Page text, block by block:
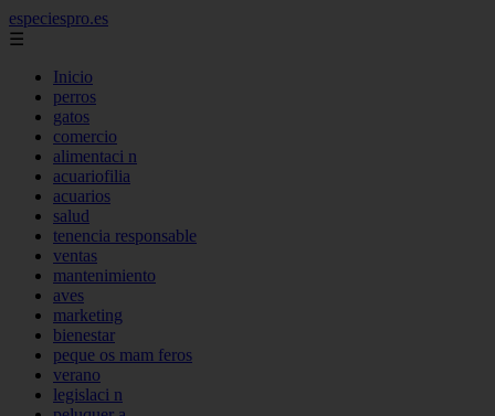
especiespro.es
☰
Inicio
perros
gatos
comercio
alimentaci n
acuariofilia
acuarios
salud
tenencia responsable
ventas
mantenimiento
aves
marketing
bienestar
peque os mam feros
verano
legislaci n